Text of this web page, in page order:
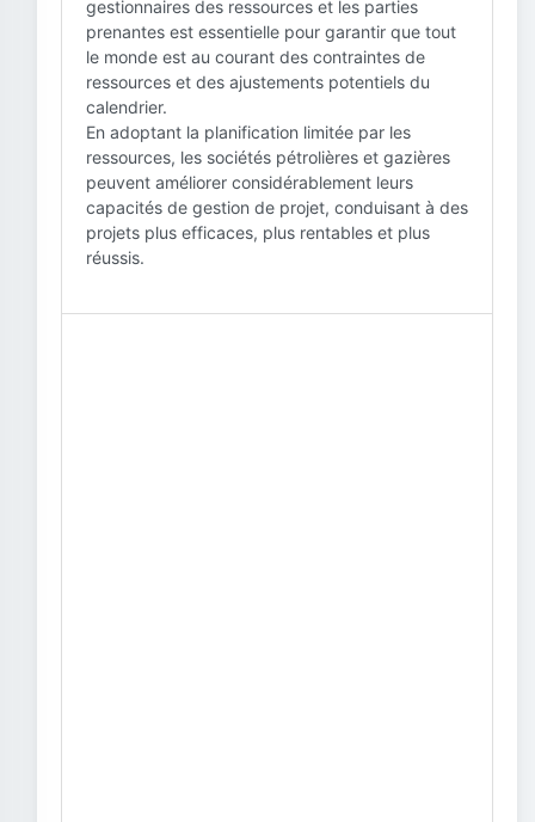
gestionnaires des ressources et les parties
prenantes est essentielle pour garantir que tout
le monde est au courant des contraintes de
ressources et des ajustements potentiels du
calendrier.
En adoptant la planification limitée par les
ressources, les sociétés pétrolières et gazières
peuvent améliorer considérablement leurs
capacités de gestion de projet, conduisant à des
projets plus efficaces, plus rentables et plus
réussis.